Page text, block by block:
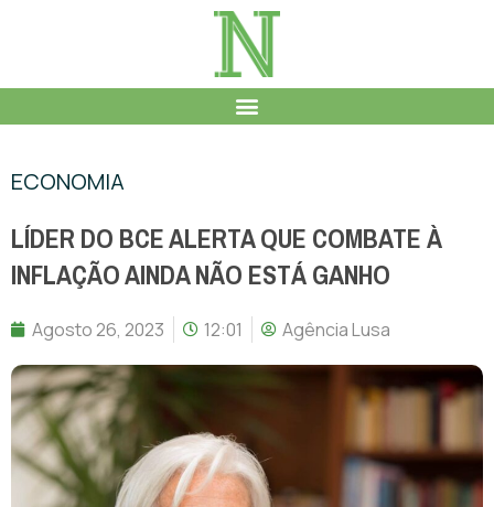
ECONOMIA
LÍDER DO BCE ALERTA QUE COMBATE À
INFLAÇÃO AINDA NÃO ESTÁ GANHO
Agosto 26, 2023 12:01 Agência Lusa